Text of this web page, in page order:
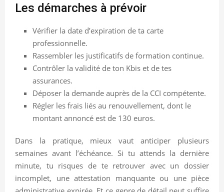
Les démarches à prévoir
Vérifier la date d’expiration de ta carte
professionnelle.
Rassembler les justificatifs de formation continue.
Contrôler la validité de ton Kbis et de tes
assurances.
Déposer la demande auprès de la CCI compétente.
Régler les frais liés au renouvellement, dont le
montant annoncé est de 130 euros.
Dans la pratique, mieux vaut anticiper plusieurs
semaines avant l’échéance. Si tu attends la dernière
minute, tu risques de te retrouver avec un dossier
incomplet, une attestation manquante ou une pièce